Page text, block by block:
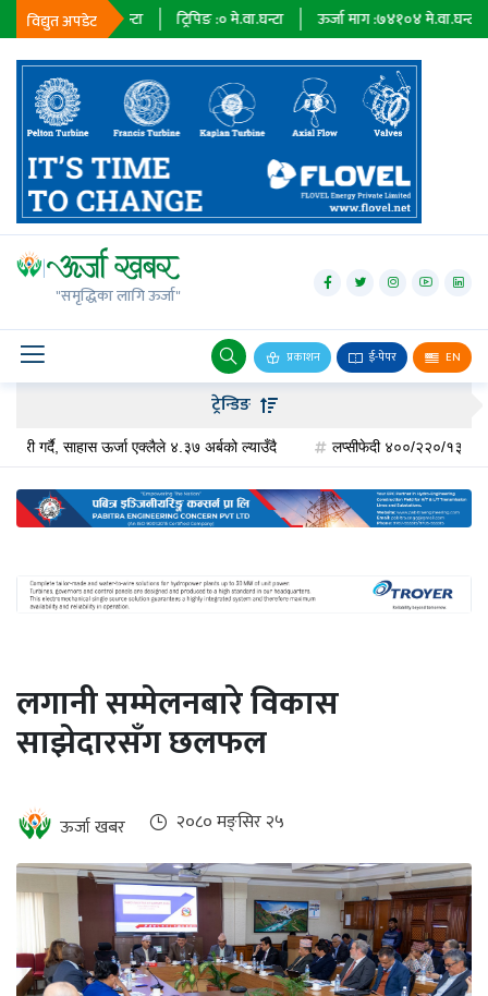
विद्युत अपडेट
मे.वा.घन्टा ट्रिपिङ : मे.वा.घन्टा ऊर्जा माग :७४१०४मे.वा.घन्टा
"समृद्धिका लागि ऊर्जा"
प्रकाशन ई-पेपर EN
जलविद्युत्
सोलार
वायु
बायोग्यास
पेट्रोलियम
अन्तर्राष्ट्रिय
ऊर्जा
दक्षता
खबर
हरित
इभी
सम्पादकीय
बैंक
पर्यटन
ट्रेन्डिङ
साहास ऊर्जा एक्लैले ४.३७ अर्बको ल्याउँदै लप्सीफेदी ४००/२२०/१३२ केभी
लगानी सम्मेलनबारे विकास
साझेदारसँग छलफल
ऊर्जा खबर २०८० मङ्सिर २५